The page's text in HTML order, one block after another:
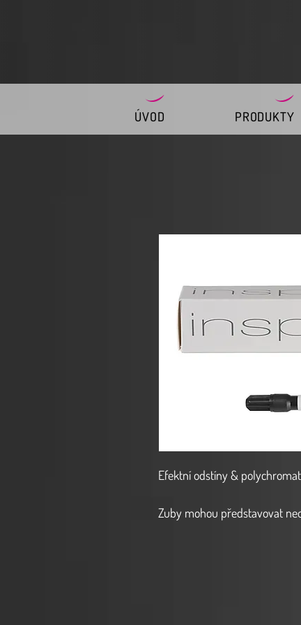
Efektní odstíny &
Zuby mohou představovat
efektní odstíny, které je
ÚVOD PRODUKTY